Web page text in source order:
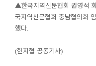
▲한국지역신문협회 권영석
국지역신문협회 충남협의회
했다.
(한지협 공동기사)